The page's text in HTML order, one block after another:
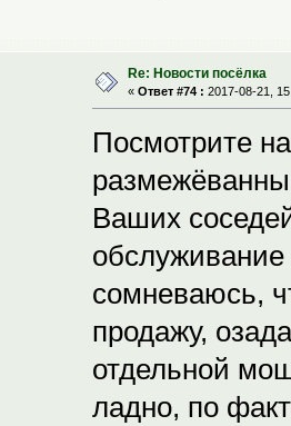
Re: Новости посёлка
« Ответ #74 : 2017-08-21,
Посмотрите
Ваших
сомневаюсь,
продажу,
отдельной
ладно, по